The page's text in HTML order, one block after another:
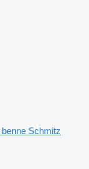
Schmitz